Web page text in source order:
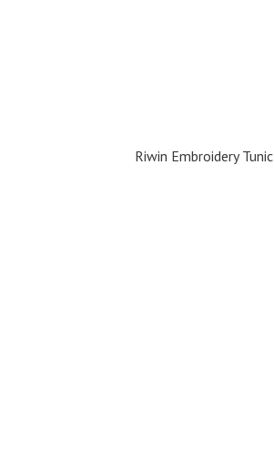
Riwin Embroidery Tunic